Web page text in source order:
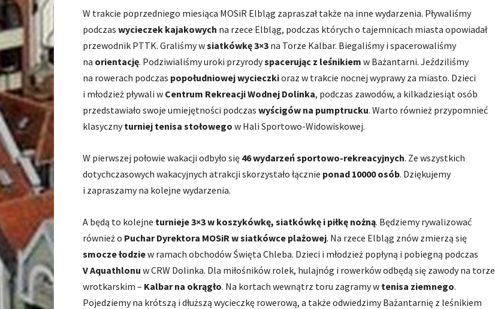
W trakcie poprzedniego miesiąca MOSiR Elbląg zapraszał także na inne wydarzenia. Pływaliśmy
podczas wycieczek kajakowych na rzece Elbląg, podczas których o tajemnicach miasta opowiadał
przewodnik PTTK. Graliśmy wsiatkówkę 3×3 na Torze Kalbar. Biegaliśmy i spacerowaliśmy
na orientację. Podziwialiśmy uroki przyrodyspacerując z leśnikiem w Bażantarni. Jeździliśmy
na rowerach podczas popołudniowej wycieczkioraz w trakcie nocnej wyprawy za miasto. Dzieci
i młodzież pływali w Centrum Rekreacji Wodnej Dolinka, podczas zawodów, a kilkadziesiąt osób
przedstawiało swoje umiejętności podczas wyścigów na pumptrucku. Warto również przypomnieć
klasycznyturniej tenisa stołowego w Hali Sportowo-Widowiskowej.
W pierwszej połowie wakacji odbyło się 46 wydarzeń sportowo-rekreacyjnych. Ze wszystkich
dotychczasowych wakacyjnych atrakcji skorzystało łącznie ponad 10000 osób. Dziękujemy
i zapraszamy na kolejne wydarzenia.
A będą to kolejne turnieje 3×3 w koszykówkę, siatkówkę i piłkę nożną. Będziemy rywalizować
również o Puchar Dyrektora MOSiR w siatkówce plażowej. Na rzece Elbląg znów zmierzą się
smocze łodziew ramach obchodów Święta Chleba. Dzieci i młodzież popłyną i pobiegną podczas
V Aquathlonu w CRW Dolinka. Dla miłośników rolek, hulajnóg i rowerków odbędą się zawody na torze
wrotkarskim – Kalbar na okrągło. Na kortach wewnątrz toru zagramy w tenisa ziemnego.
Pojedziemy na krótszą i dłuższą wycieczkę rowerową, a także odwiedzimy Bażantarnię z leśnikiem